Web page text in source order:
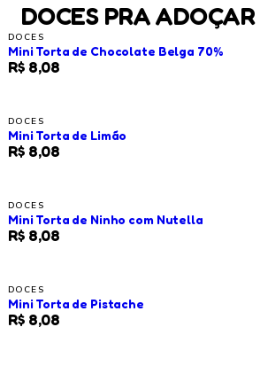
DOCES PRA ADOÇAR
DOCES
Mini Torta de Chocolate Belga 70%
R$ 8,08
DOCES
Mini Torta de Limão
R$ 8,08
DOCES
Mini Torta de Ninho com Nutella
R$ 8,08
DOCES
Mini Torta de Pistache
R$ 8,08